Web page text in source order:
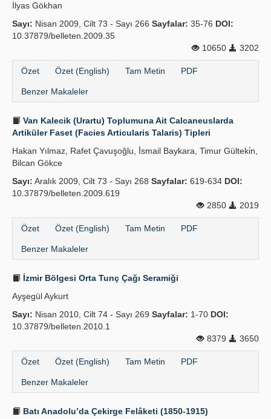
İlyas Gökhan
Sayı: Nisan 2009, Cilt 73 - Sayı 266 Sayfalar: 35-76 DOI:
10.37879/belleten.2009.35
10650
3202
Özet Özet (English) Tam Metin PDF
Benzer Makaleler
Van Kalecik (Urartu) Toplumuna Ait Calcaneuslarda
Artiküler Faset (Facies Articularis Talaris) Tipleri
Hakan Yılmaz, Rafet Çavuşoğlu, İ̇smail Baykara, Timur Gülteki̇n,
Bilcan Gökce
Sayı: Aralık 2009, Cilt 73 - Sayı 268 Sayfalar: 619-634 DOI:
10.37879/belleten.2009.619
2850
2019
Özet Özet (English) Tam Metin PDF
Benzer Makaleler
İzmir Bölgesi Orta Tunç Çağı Seramiği
Ayşegül Aykurt
Sayı: Nisan 2010, Cilt 74 - Sayı 269 Sayfalar: 1-70 DOI:
10.37879/belleten.2010.1
8379
3650
Özet Özet (English) Tam Metin PDF
Benzer Makaleler
Batı Anadolu’da Çekirge Felâketi (1850-1915)